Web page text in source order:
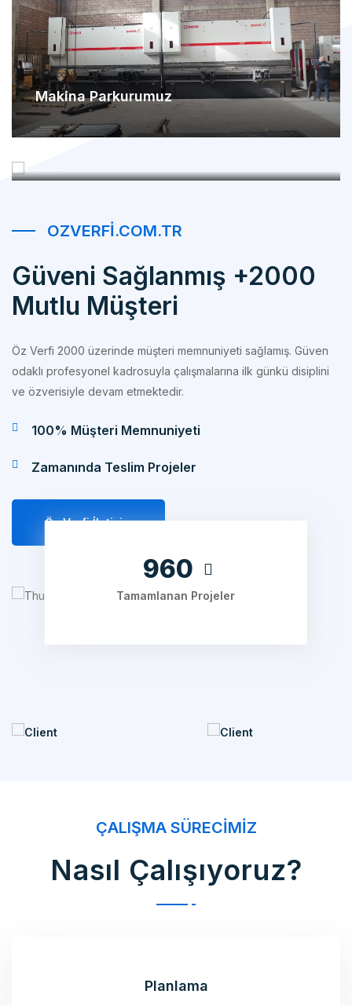
Makina Parkurumuz
Referanslarımız
Güveni Sağlanmış +2000
Mutlu Müşteri
Öz Verfi 2000 üzerinde müşteri memnuniyeti sağlamış. Güven
ve özverisiyle devam etmektedir.
100% Müşteri Memnuniyeti
Zamanında Teslim Projeler
Tamamlanan Projeler
Nasıl Çalışıyoruz?